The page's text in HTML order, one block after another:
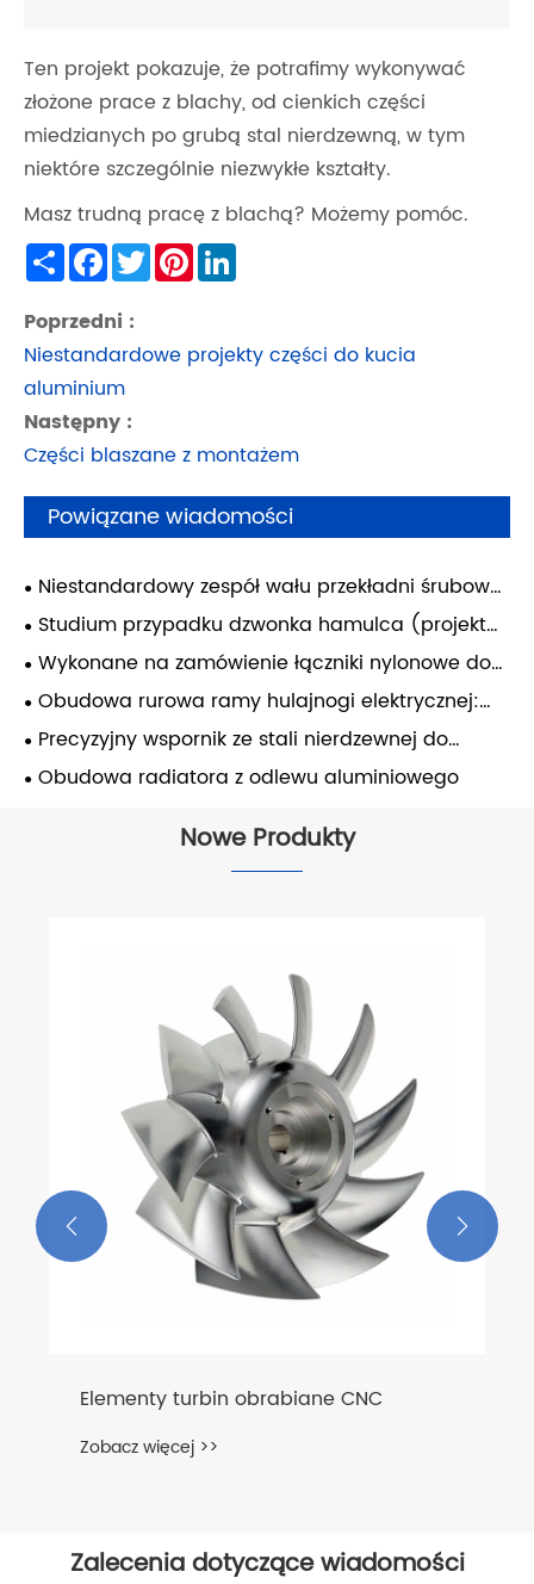
Ten projekt pokazuje, że potrafimy wykonywać
złożone prace z blachy, od cienkich części
miedzianych po grubą stal nierdzewną, w tym
niektóre szczególnie niezwykłe kształty.
Masz trudną pracę z blachą? Możemy pomóc.
ShareFacebookTwitterPinterest
Poprzedni :
Niestandardowe projekty części do kucia
aluminium
Następny :
Części blaszane z montażem
Powiązane wiadomości
Niestandardowy zespół wału przekładni śrubowej
do przemysłowych systemów przesyłowych
Studium przypadku dzwonka hamulca (projekt
brytyjski)
Wykonane na zamówienie łączniki nylonowe do
urządzeń pakujących — Włochy
Obudowa rurowa ramy hulajnogi elektrycznej:
jak poprawiliśmy wytrzymałość konstrukcyjną
dzięki zintegrowanemu procesowi odlewania i
kucia
Precyzyjny wspornik ze stali nierdzewnej do
obróbki CNC – system turbin gazowych
Obudowa radiatora z odlewu aluminiowego
Nowe Produkty
Elementy turbin obrabiane CNC
Zobacz więcej >>
 
Zalecenia dotyczące wiadomości